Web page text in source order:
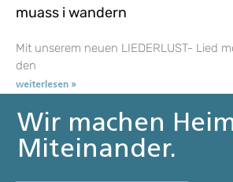
muass i wandern
Mit unserem neuen LIEDERLUST- Lied
den
weiterlesen »
Wir machen
Miteinander.